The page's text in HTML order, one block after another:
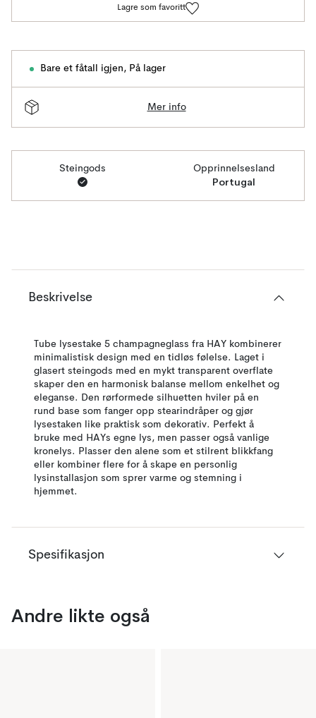
Lagre som favoritt
Bare et fåtall igjen, På lager
Mer info
Steingods Opprinnelsesland
Portugal
Beskrivelse
Tube lysestake 5 champagneglass fra HAY kombinerer
minimalistisk design med en tidløs følelse. Laget i
glasert steingods med en mykt transparent overflate
skaper den en harmonisk balanse mellom enkelhet og
eleganse. Den rørformede silhuetten hviler på en
rund base som fanger opp stearindråper og gjør
lysestaken like praktisk som dekorativ. Perfekt å
bruke med HAYs egne lys, men passer også vanlige
kronelys. Plasser den alene som et stilrent blikkfang
eller kombiner flere for å skape en personlig
lysinstallasjon som sprer varme og stemning i
hjemmet.
Spesifikasjon
Andre likte også